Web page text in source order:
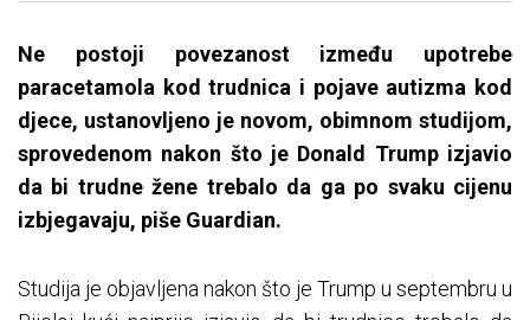
Ne postoji povezanost između upotrebe
paracetamola kod trudnica i pojave autizma kod
djece, ustanovljeno je novom, obimnom studijom,
sprovedenom nakon što je Donald Trump izjavio
da bi trudne žene trebalo da ga po svaku cijenu
izbjegavaju, piše Guardian.
Studija je objavljena nakon što je Trump u septembru u